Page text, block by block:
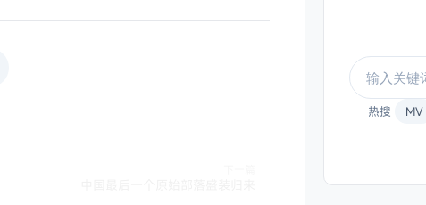
热搜 MV